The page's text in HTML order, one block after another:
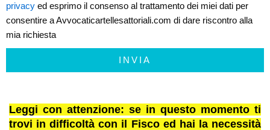
privacy ed esprimo il consenso al trattamento dei miei dati per
consentire a Avvocaticartellesattoriali.com di dare riscontro alla
mia richiesta
INVIA
Leggi con attenzione: se in questo momento ti
trovi in difficoltà con il Fisco ed hai la necessità